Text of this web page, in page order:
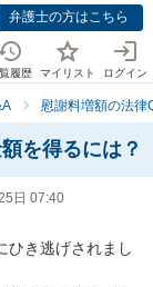
弁護士の方はこちら
履歴 マイリスト ログイン
慰謝料増額の法律
を得るには？
日 07:40
ひき逃げされまし